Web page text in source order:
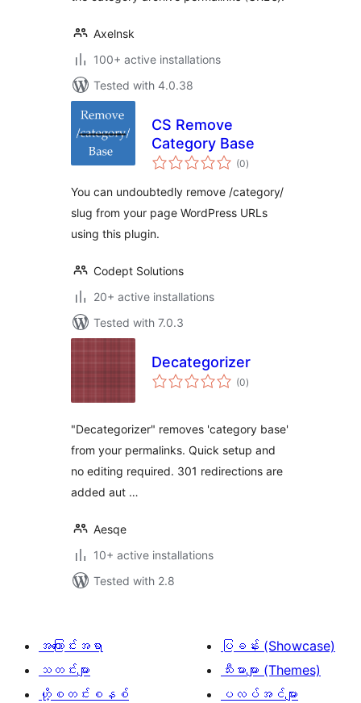
Axelnsk
100+ active installations
Tested with 4.0.38
CS Remove
Category Base
(0total
ratings
)
You can undoubtedly remove /category/
slug from your page WordPress URLs
using this plugin.
Codept Solutions
20+ active installations
Tested with 7.0.3
Decategorizer
(0total
ratings
)
"Decategorizer" removes 'category base'
from your permalinks. Quick setup and
no editing required. 301 redirections are
added aut …
Aesqe
10+ active installations
Tested with 2.8
အကြောင်းအရာ
သတင်းများ
ဟို့စတင်းစနစ်
ပြခန်း (Showcase)
သီးမားများ (Themes)
ပလပ်အင်များ